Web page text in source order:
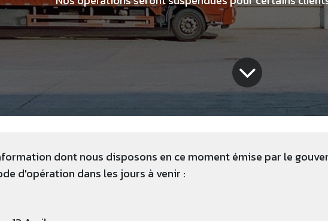
dont nous disposons en ce moment émise par le
d'opération dans les jours à venir :